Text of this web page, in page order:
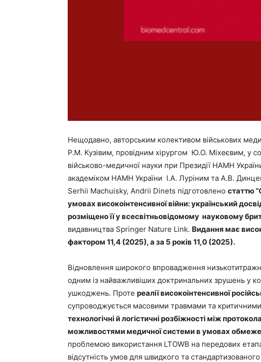
Нещодавно, авторським колективом військових
Р.М. Кузівим, провідним хірургом Ю.О. Міхеєвим, у
військово-медичної науки при Президії НАМН
академіком НАМН України І.А. Луріним та А.В.
Serhii Machuisky, Andrii Dinets підготовлено статтю
умовах високоінтенсивної війни: український
розміщено її у всесвітньовідомому науковому
видавництва Springer Nature Link. Видання має
фактором 11,4 (2025), а за 5 років 11,0 (2025).
Відновлення широкого впровадження
одним із найважливіших доктринальних зрушень у
ушкоджень. Проте реалії високоінтенсивної
супроводжується масовими травмами та
технологічні й логістичні розбіжності між
можливостями медичної системи в умовах
проблемою використання LTOWB на передових
відсутність умов для швидкого та